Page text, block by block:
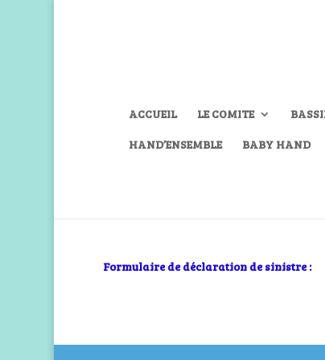
ACCUEIL LE COMITE
HAND’ENSEMBLE
BABY HAND
Formulaire de déclaration de sinistre :